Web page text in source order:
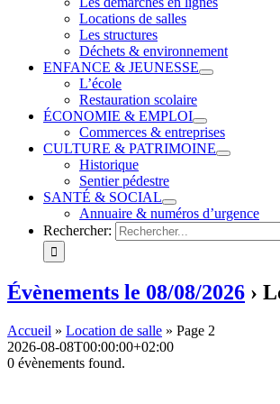
Locations de salles
Les structures
Déchets & environnement
ENFANCE & JEUNESSE
L’école
Restauration scolaire
ÉCONOMIE & EMPLOI
Commerces & entreprises
CULTURE & PATRIMOINE
Historique
Sentier pédestre
SANTÉ & SOCIAL
Annuaire & numéros d’urgence
Rechercher:
Évènements le 08/08/2026 ›
Accueil » Location de salle » Page 2
2026-08-08T00:00:00+02:00
0 évènements found.